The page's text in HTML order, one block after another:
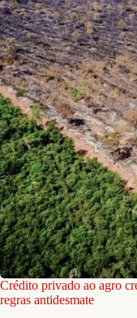
Crédito privado ao agro
regras antidesmate